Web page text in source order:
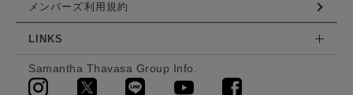
メンバーズ利用規約
LINKS
Samantha Thavasa Group Info.